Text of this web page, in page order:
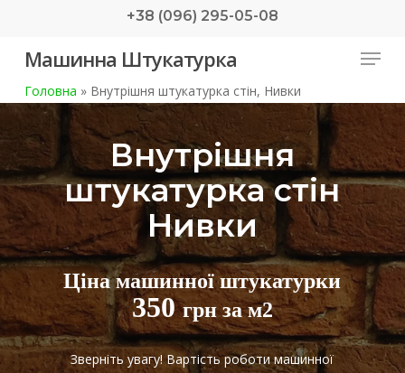
main
+38 (096) 295-05-08
Машинна Штукатурка Menu
Головна »Внутрішня штукатурка стін, Нивки
Внутрішня
штукатурка стін
Нивки
Ціна машинної штукатурки
350грн за м2
Зверніть увагу! Вартість роботи машинної